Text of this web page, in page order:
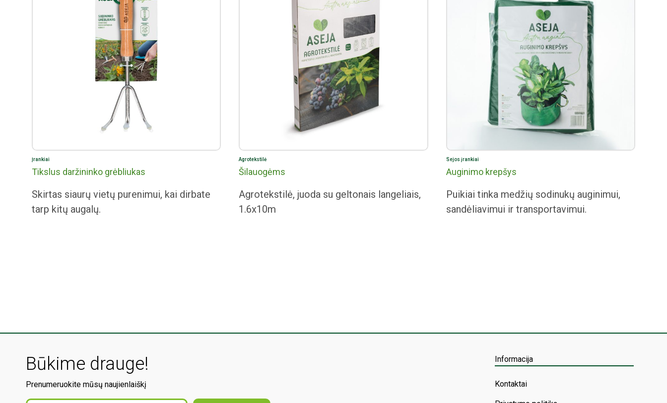
Įrankiai
Tikslus daržininko grėbliukas
Skirtas siaurų vietų purenimui, kai dirbate
tarp kitų augalų.
Agrotekstilė
Šilauogėms
Agrotekstilė, juoda su geltonais langeliais,
1.6x10m
Sejos įrankiai
Auginimo krepšys
Puikiai tinka medžių sodinukų auginimui,
sandėliavimui ir transportavimui.
Būkime drauge!
Prenumeruokite mūsų naujienlaiškį
Informacija
Kontaktai